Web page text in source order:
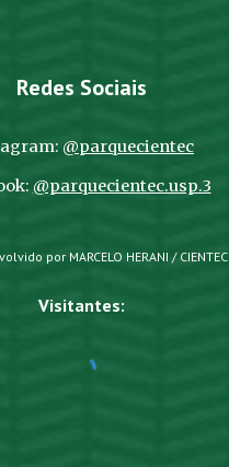
Redes Sociais
@parquecientec
@parquecientec.usp.3
por MARCELO HERANI / CIENTEC
Visitantes: